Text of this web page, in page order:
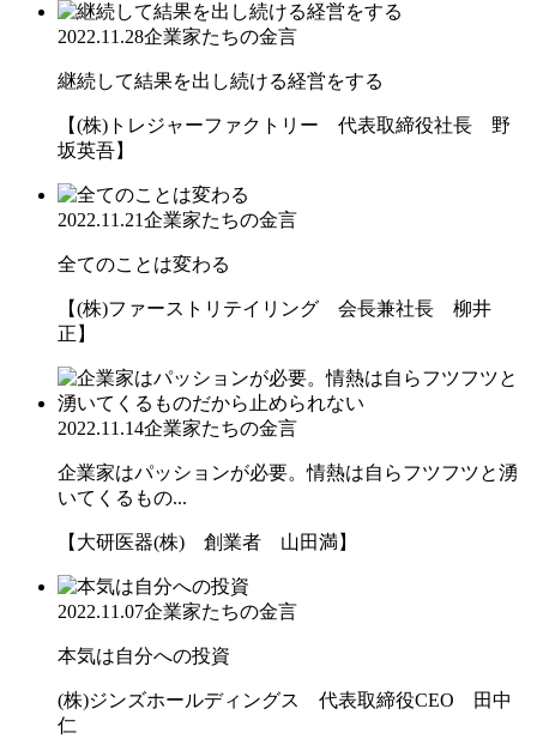
2022.11.28企業家たちの金言
継続して結果を出し続ける経営をする
【(株)トレジャーファクトリー 代表取締役社長 野
坂英吾】
2022.11.21企業家たちの金言
全てのことは変わる
【(株)ファーストリテイリング 会長兼社長 柳井
正】
2022.11.14企業家たちの金言
企業家はパッションが必要。情熱は自らフツフツと湧
いてくるもの...
【大研医器(株) 創業者 山田満】
2022.11.07企業家たちの金言
本気は自分への投資
(株)ジンズホールディングス 代表取締役CEO 田中
仁